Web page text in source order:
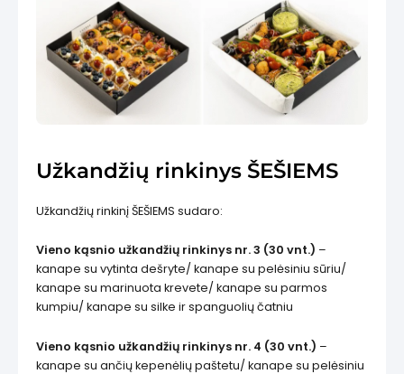
Užkandžių rinkinys ŠEŠIEMS
Užkandžių rinkinį ŠEŠIEMS sudaro:
Vieno kąsnio užkandžių rinkinys nr. 3 (30 vnt.) –
kanape su vytinta dešryte/ kanape su pelėsiniu sūriu/
kanape su marinuota krevete/ kanape su parmos
kumpiu/ kanape su silke ir spanguolių čatniu
Vieno kąsnio užkandžių rinkinys nr. 4 (30 vnt.) –
kanape su ančių kepenėlių paštetu/ kanape su pelėsiniu